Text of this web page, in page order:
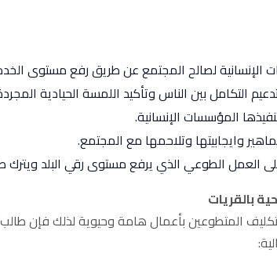
الإنسانية لصالح المجتمع عن طريق رفع مستوى
التكامل بين الناس وتأكيد اللمسة الحيادية
المؤسسات الإنسانية.
وايجابيتها وتلاحمها مع المجتمع.
العمل الطوعي الذي يرفع مستوى رقي البلد ويترك
بالقريات
المتطوعين بأعمال هامة وحيوية لذلك فإن